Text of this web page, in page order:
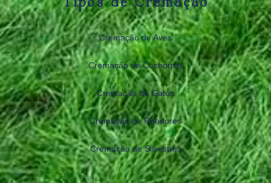
Tipos de Cremação
Cremação de Aves
Cremação de Cachorros
Cremação de Gatos
Cremação de Roedores
Cremação de Silvestres